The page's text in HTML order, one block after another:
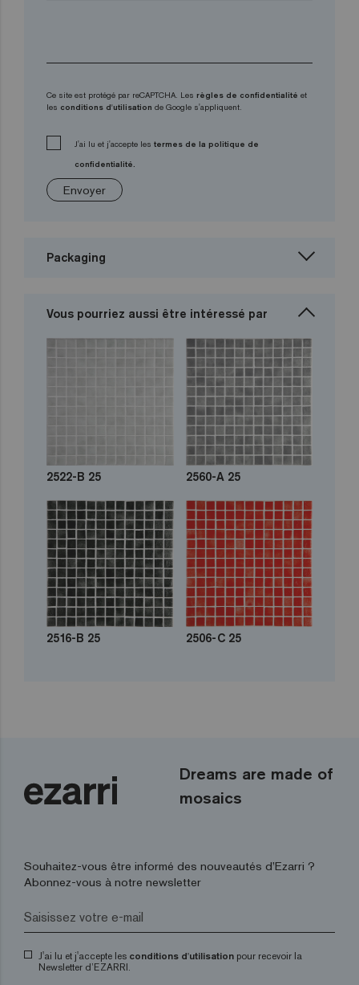
Ce site est protégé par reCAPTCHA. Les règles de confidentialité et
les conditions d'utilisation de Google s'appliquent.
J'ai lu et j'accepte les termes de la politique de
confidentialité.
Envoyer
Packaging
Vous pourriez aussi être intéressé par
2522-B 25 2560-A 25
2516-B 25 2506-C 25
Dreams are made of
mosaics
Souhaitez-vous être informé des nouveautés d’Ezarri ?
Abonnez-vous à notre newsletter
J'ai lu et j'accepte les conditions d'utilisation pour recevoir la
Newsletter d’EZARRI.